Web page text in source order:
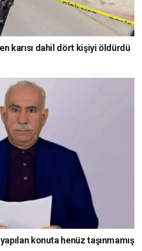
karısı dahil dört kişiyi öldürdü
konuta henüz taşınmamış